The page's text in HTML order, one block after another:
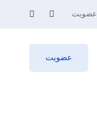
عضویت
عضویت